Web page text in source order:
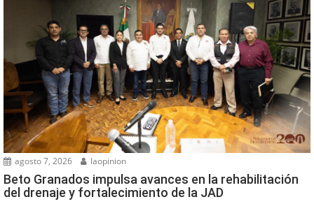
agosto 7, 2026 laopinion
Beto Granados impulsa avances en la rehabilitación
del drenaje y fortalecimiento de la JAD